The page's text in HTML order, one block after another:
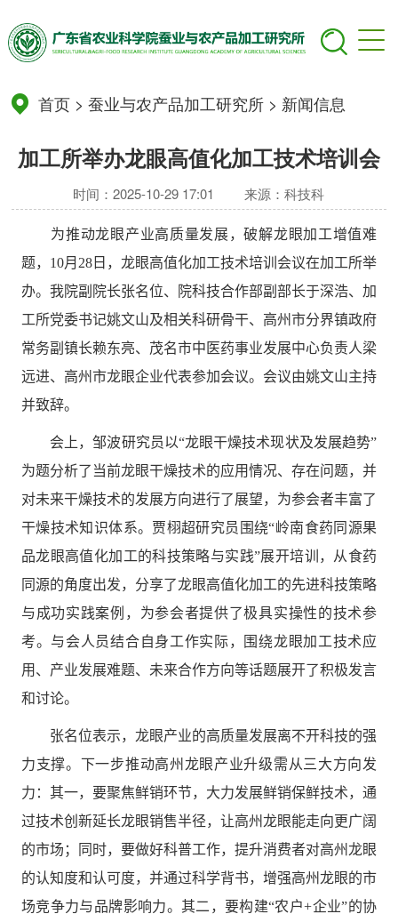
首页 >蚕业与农产品加工研究所 > 新闻信息
加工所举办龙眼高值化加工技术培训会
时间：2025-10-29 17:01 来源：科技科
为推动龙眼产业高质量发展，破解龙眼加工增值难
题， 10月 28 日，龙眼高值化加工技术培训会议在加工所举
办。 我院副院长张名位、院科技合作部副部长于深浩、加
工所党委书记姚文山及相关科研骨干、高州市分界镇政府
常务副镇长赖东亮、茂名市中医药事业发展中心负责人梁
远进、高州市龙眼企业代表参加会议。 会议由姚文山主持
并致辞。
会上，邹波研究员以“龙眼干燥技术现状及发展趋势”
为题分析了当前龙眼干燥技术的应用情况、存在问题，并
对未来干燥技术的发展方向进行了展望，为参会者丰富了
干燥技术知识体系。贾栩超研究员围绕“岭南食药同源果
品龙眼高值化加工的科技策略与实践”展开培训，从食药
同源的角度出发，分享了龙眼高值化加工的先进科技策略
与成功实践案例，为参会者提供了极具实操性的技术参
考。与会人员结合自身工作实际，围绕龙眼加工技术应
用、产业发展难题、未来合作方向等话题展开了积极发言
和讨论。
张名位表示，龙眼产业的高质量发展离不开科技的强
力支撑。下一步推动高州龙眼产业升级需从三大方向发
力：其一，要聚焦鲜销环节，大力发展鲜销保鲜技术，通
过技术创新延长龙眼销售半径，让高州龙眼能走向更广阔
的市场；同时，要做好科普工作，提升消费者对高州龙眼
的认知度和认可度，并通过科学背书，增强高州龙眼的市
场竞争力与品牌影响力。其二，要构建“农户+企业”的协